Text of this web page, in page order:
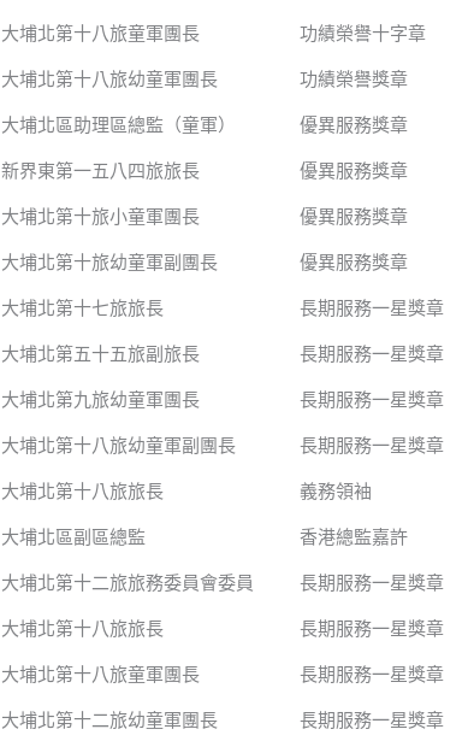
大埔北第十八旅童軍團長
功績榮譽十字章
大埔北第十八旅幼童軍團長
功績榮譽獎章
大埔北區助理區總監（童軍）
優異服務獎章
新界東第一五八四旅旅長
優異服務獎章
大埔北第十旅小童軍團長
優異服務獎章
大埔北第十旅幼童軍副團長
優異服務獎章
大埔北第十七旅旅長
長期服務一星獎章
大埔北第五十五旅副旅長
長期服務一星獎章
大埔北第九旅幼童軍團長
長期服務一星獎章
大埔北第十八旅幼童軍副團長
長期服務一星獎章
大埔北第十八旅旅長
義務領袖
大埔北區副區總監
香港總監嘉許
大埔北第十二旅旅務委員會委員
長期服務一星獎章
大埔北第十八旅旅長
長期服務一星獎章
大埔北第十八旅童軍團長
長期服務一星獎章
大埔北第十二旅幼童軍團長
長期服務一星獎章